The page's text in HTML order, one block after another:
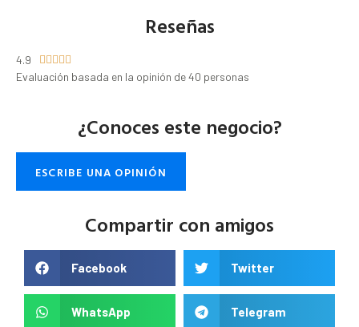
Reseñas
4.9     
Evaluación basada en la opinión de 40 personas
¿Conoces este negocio?
ESCRIBE UNA OPINIÓN
Compartir con amigos
Facebook Twitter
WhatsApp Telegram